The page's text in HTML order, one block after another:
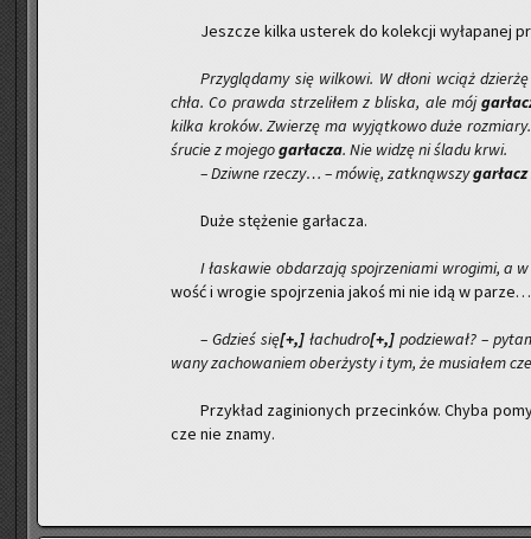
Jesz­cze kilka uste­rek do ko­lek­cji wy­ła­pa­nej
Przy­glą­da­my się wil­ko­wi. W dłoni wciąż
chła. Co praw­da strze­li­łem z bli­ska, ale mój
kilka kro­ków. Zwie­rzę ma wy­jąt­ko­wo duże
śru­cie z mo­je­gogar­ła­cza. Nie widzę ni śladu krwi.
– Dziw­ne rze­czy… – mówię, za­tknąw­szygar­łacz
Duże stę­że­nie gar­ła­cza.
I ła­ska­wie ob­da­rza­ją spoj­rze­nia­mi wro­gi­mi, a
wość i wro­gie spoj­rze­nia jakoś mi nie idą w parze…
– Gdzieś się[+,]ła­chu­dro[+,]po­dzie­wał? –
wa­ny za­cho­wa­niem obe­rży­sty i tym, że mu­sia­łem
Przy­kład za­gi­nio­nych prze­cin­ków. Chyba
cze nie znamy.